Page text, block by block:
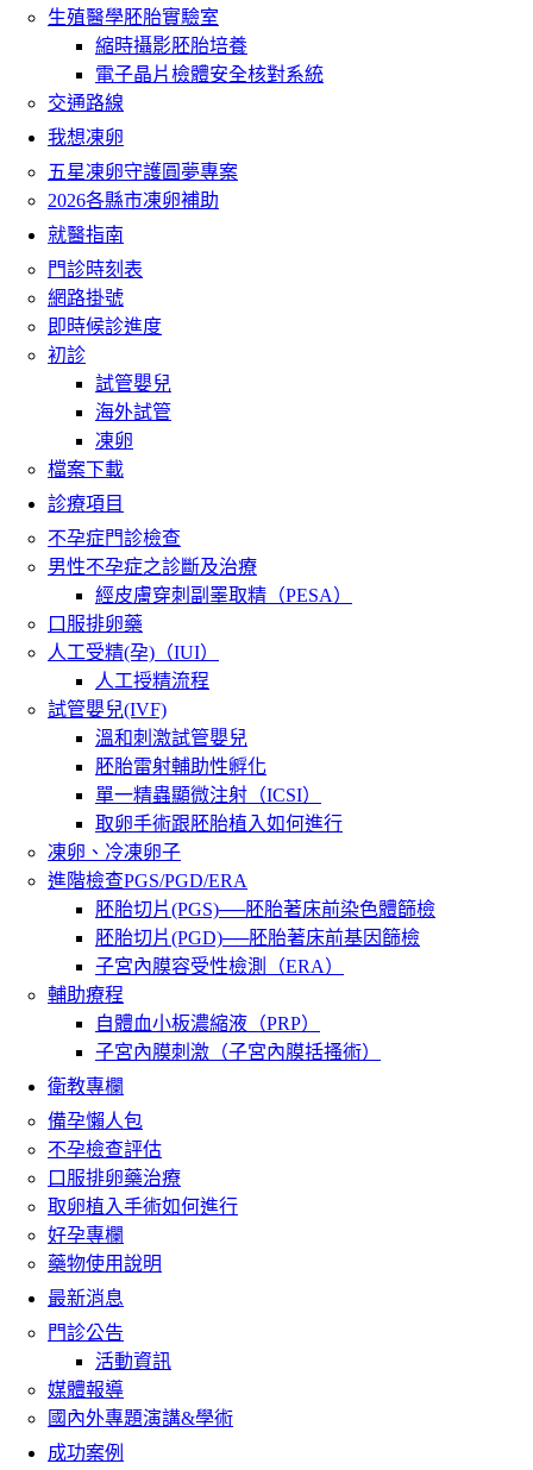
生殖醫學胚胎實驗室
縮時攝影胚胎培養
電子晶片檢體安全核對系統
交通路線
我想凍卵
五星凍卵守護圓夢專案
2026各縣市凍卵補助
就醫指南
門診時刻表
網路掛號
即時候診進度
初診
試管嬰兒
海外試管
凍卵
檔案下載
診療項目
不孕症門診檢查
男性不孕症之診斷及治療
經皮膚穿刺副睪取精（PESA）
口服排卵藥
人工受精(孕)（IUI）
人工授精流程
試管嬰兒(IVF)
溫和刺激試管嬰兒
胚胎雷射輔助性孵化
單一精蟲顯微注射（ICSI）
取卵手術跟胚胎植入如何進行
凍卵、冷凍卵子
進階檢查PGS/PGD/ERA
胚胎切片(PGS)──胚胎著床前染色體篩檢
胚胎切片(PGD)──胚胎著床前基因篩檢
子宮內膜容受性檢測（ERA）
輔助療程
自體血小板濃縮液（PRP）
子宮內膜刺激（子宮內膜括搔術）
衛教專欄
備孕懶人包
不孕檢查評估
口服排卵藥治療
取卵植入手術如何進行
好孕專欄
藥物使用說明
最新消息
門診公告
活動資訊
媒體報導
國內外專題演講&學術
成功案例